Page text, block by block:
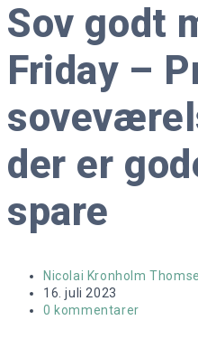
Sov godt
Friday –
der er
spare
Post
author:
Nicolai Kronholm
Post
published:
16. juli 2023
Post
0 kommentarer